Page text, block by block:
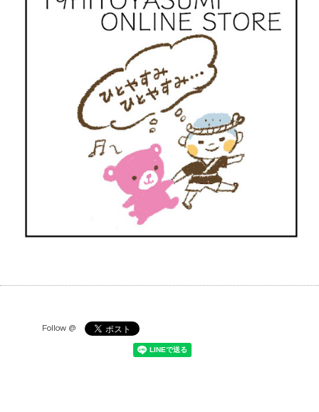
Follow @